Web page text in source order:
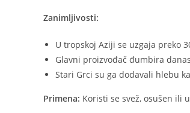
Zanimljivosti:
U tropskoj Aziji se uzgaja preko
Glavni proizvođač đumbira
Stari Grci su ga dodavali hlebu
Primena: Koristi se svež, osušen ili